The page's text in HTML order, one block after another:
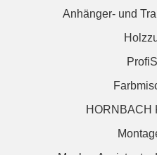
Anhänger- und
HORNBACH